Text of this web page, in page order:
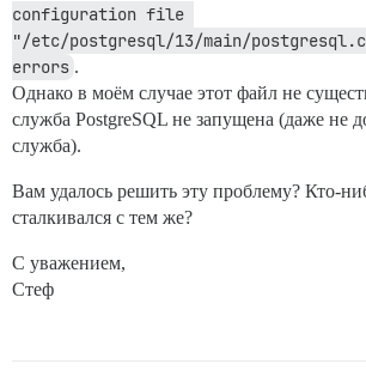
configuration file
"/etc/postgresql/13/main/
errors .
Однако в моём случае этот файл не
служба PostgreSQL не запущена (даже не
служба).
Вам удалось решить эту проблему? Кто-
сталкивался с тем же?
С уважением,
Стеф